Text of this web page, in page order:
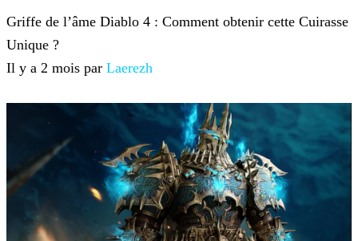
Griffe de l’âme Diablo 4 : Comment obtenir cette Cuirasse
Unique ?
Il y a 2 mois par Laerezh